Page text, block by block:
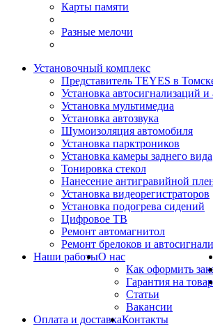
Карты памяти
Разные мелочи
Установочный комплекс
Представитель TEYES в
Установка автосигнализаций и
Установка мультимедиа
Установка автозвука
Шумоизоляция автомобиля
Установка парктроников
Установка камеры заднего вида
Тонировка стекол
Нанесение антигравийной
Установка видеорегистраторов
Установка подогрева сидений
Цифровое ТВ
Ремонт автомагнитол
Ремонт брелоков и
Наши работыО нас
Как оформить
Гарантия на товар
Статьи
Вакансии
Оплата и доставкаКонтакты